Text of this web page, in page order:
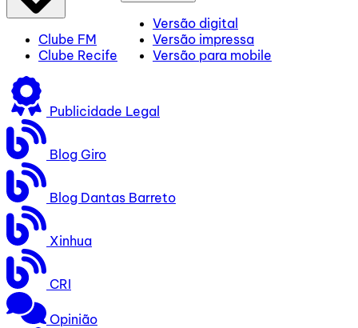
Clube FM
Clube Recife
Versão digital
Versão impressa
Versão para mobile
Publicidade Legal
Blog Giro
Blog Dantas Barreto
Xinhua
CRI
Opinião